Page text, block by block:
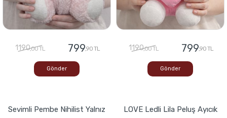
1190,00 TL 799,90 TL
Gönder
1190,00 TL 799,90 TL
Gönder
Sevimli Pembe Nihilist Yalnız
LOVE Ledli Lila Peluş Ayıcık